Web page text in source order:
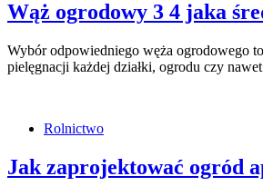
Wąż ogrodowy 3 4 jaka
Wybór odpowiedniego węża ogrodowego
pielęgnacji każdej działki, ogrodu czy
Rolnictwo
Jak zaprojektować ogród